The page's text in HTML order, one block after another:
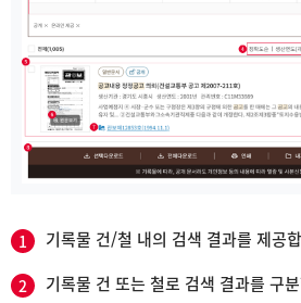
1 기록물 건/철 내의 검색 결과를 제공
2 기록물 건 또는 철로 검색 결과를 구